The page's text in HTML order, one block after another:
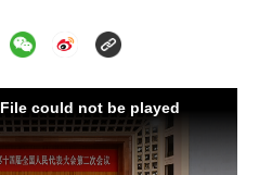
could not be played